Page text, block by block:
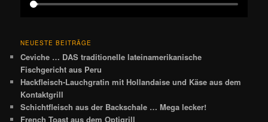
NEUESTE BEITRÄGE
Ceviche … DAS traditionelle lateinamerikanische
Fischgericht aus Peru
Hackfleisch-Lauchgratin mit Hollandaise und Käse aus dem
Kontaktgrill
Schichtfleisch aus der Backschale … Mega lecker!
French Toast aus dem Optigrill